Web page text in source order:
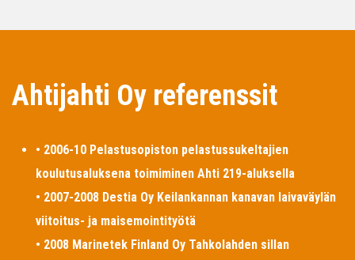
Ahtijahti Oy referenssit
• 2006-10 Pelastusopiston pelastussukeltajien
koulutusaluksena toimiminen Ahti 219-aluksella
• 2007-2008 Destia Oy Keilankannan kanavan laivaväylän
viitoitus- ja maisemointityötä
• 2008 Marinetek Finland Oy Tahkolahden sillan